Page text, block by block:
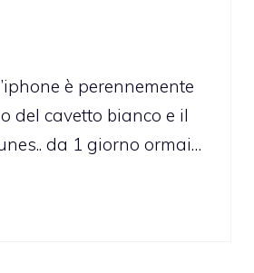
è perennemente
del cavetto bianco e il
da 1 giorno ormai…